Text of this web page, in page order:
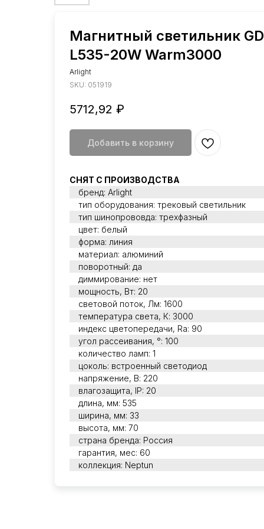
Магнитный светильник
L535-20W Warm3000
Arlight
SKU: 051919
5712,92 ₽
Добавить в корзину
СНЯТ С ПРОИЗВОДСТВА
бренд: Arlight
тип оборудования: трековый светильник
тип шинопрововда: трехфазный
цвет: белый
форма: линия
материал: алюминий
поворотный: да
диммирование: нет
мощность, Вт: 20
световой поток, Лм: 1600
температура света, К: 3000
индекс цветопередачи, Ra: 90
угол рассеивания, °: 100
количество ламп: 1
цоколь: встроенный светодиод
напряжение, В: 220
влагозащита, IP: 20
длина, мм: 535
ширина, мм: 33
высота, мм: 70
страна бренда: Россия
гарантия, мес: 60
коллекция: Neptun